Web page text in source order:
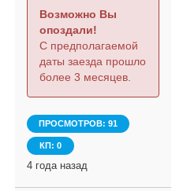
Возможно Вы
опоздали!
С предполагаемой
даты заезда прошло
более 3 месяцев.
ПРОСМОТРОВ: 91
КП: 0
4 года назад